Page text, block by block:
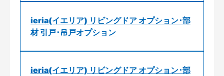
ieria(イエリア) リビングドア オプション･部
材 引戸･吊戸オプション
ieria(イエリア) リビングドア オプション･部